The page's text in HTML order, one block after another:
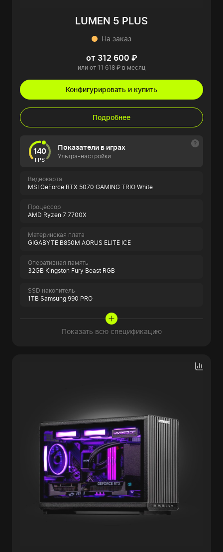
LUMEN 5 PLUS
На заказ
от 312 600 ₽
или от 11 618 ₽ в месяц
Конфигурировать и купить
Подробнее
140
FPS
Показатели в играх
Ультра-настройки
Видеокарта
MSI GeForce RTX 5070 GAMING TRIO White
Процессор
AMD Ryzen 7 7700X
Материнская плата
GIGABYTE B850M AORUS ELITE ICE
Оперативная память
32GB Kingston Fury Beast RGB
SSD накопитель
1TB Samsung 990 PRO
Показать всю спецификацию